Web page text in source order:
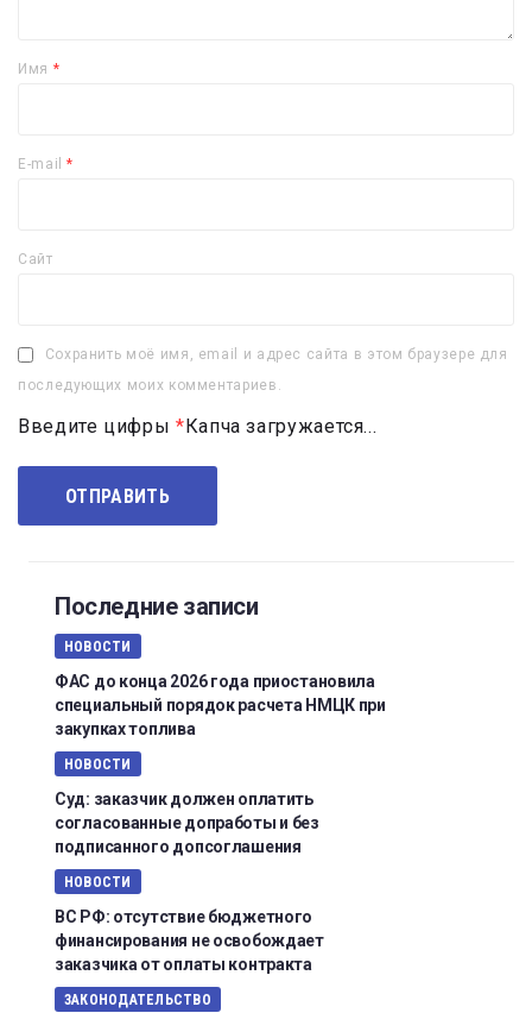
Имя *
E-mail*
Сайт
Сохранить моё имя, email и адрес сайта в этом браузере для
последующих моих комментариев.
Введите цифры * Капча загружается...
Последние записи
НОВОСТИ
ФАС до конца 2026 года приостановила
специальный порядок расчета НМЦК при
закупках топлива
НОВОСТИ
Суд: заказчик должен оплатить
согласованные допработы и без
подписанного допсоглашения
НОВОСТИ
ВС РФ: отсутствие бюджетного
финансирования не освобождает
заказчика от оплаты контракта
ЗАКОНОДАТЕЛЬСТВО